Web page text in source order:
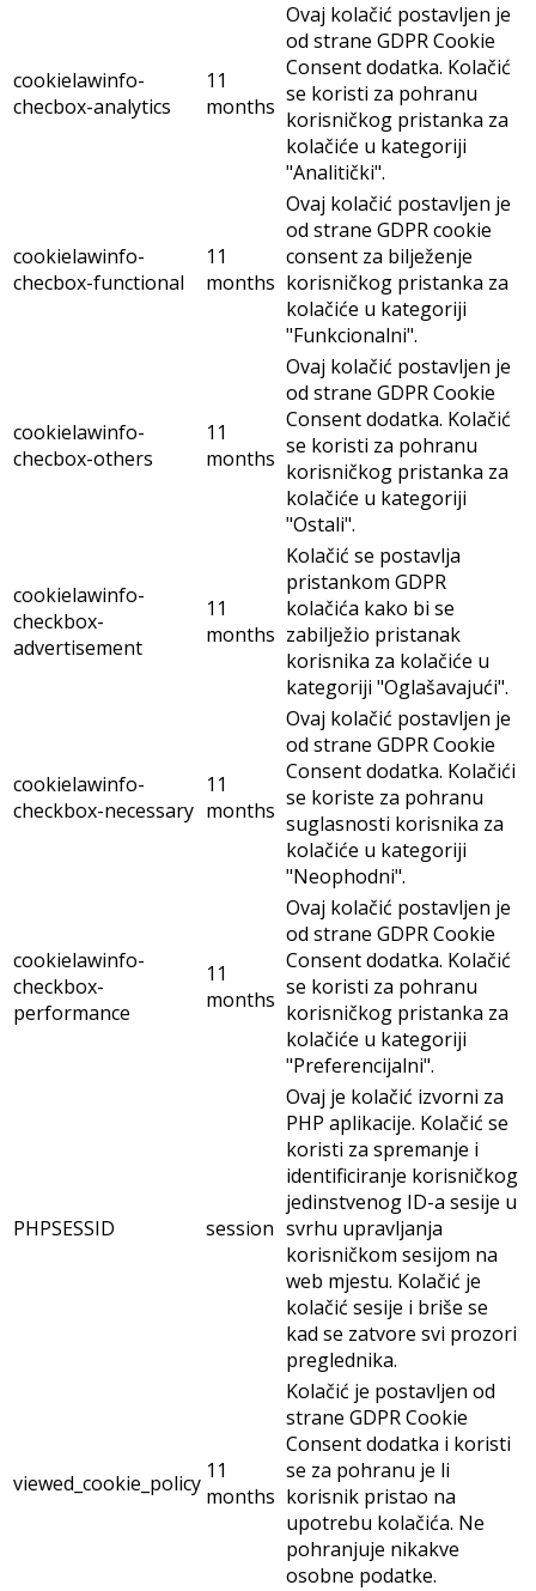
cookielawinfo-
checbox-analytics
11
months
Ovaj kolačić postavljen je
od strane GDPR Cookie
Consent dodatka. Kolačić
se koristi za pohranu
korisničkog pristanka za
kolačiće u kategoriji
"Analitički".
cookielawinfo-
checbox-functional
11
months
Ovaj kolačić postavljen je
od strane GDPR cookie
consent za bilježenje
korisničkog pristanka za
kolačiće u kategoriji
"Funkcionalni".
cookielawinfo-
checbox-others
11
months
Ovaj kolačić postavljen je
od strane GDPR Cookie
Consent dodatka. Kolačić
se koristi za pohranu
korisničkog pristanka za
kolačiće u kategoriji
"Ostali".
cookielawinfo-
checkbox-
advertisement
11
months
Kolačić se postavlja
pristankom GDPR
kolačića kako bi se
zabilježio pristanak
korisnika za kolačiće u
kategoriji "Oglašavajući".
cookielawinfo-
checkbox-necessary
11
months
Ovaj kolačić postavljen je
od strane GDPR Cookie
Consent dodatka. Kolačići
se koriste za pohranu
suglasnosti korisnika za
kolačiće u kategoriji
"Neophodni".
cookielawinfo-
checkbox-
performance
11
months
Ovaj kolačić postavljen je
od strane GDPR Cookie
Consent dodatka. Kolačić
se koristi za pohranu
korisničkog pristanka za
kolačiće u kategoriji
"Preferencijalni".
PHPSESSID session
Ovaj je kolačić izvorni za
PHP aplikacije. Kolačić se
koristi za spremanje i
identificiranje korisničkog
jedinstvenog ID-a sesije u
svrhu upravljanja
korisničkom sesijom na
web mjestu. Kolačić je
kolačić sesije i briše se
kad se zatvore svi prozori
preglednika.
viewed_cookie_policy 11
months
Kolačić je postavljen od
strane GDPR Cookie
Consent dodatka i koristi
se za pohranu je li
korisnik pristao na
upotrebu kolačića. Ne
pohranjuje nikakve
osobne podatke.